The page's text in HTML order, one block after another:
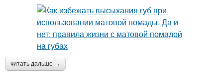
читать дальше →